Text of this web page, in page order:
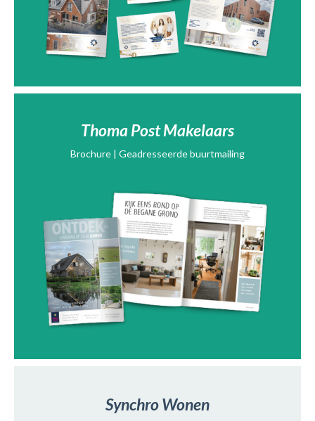
Thoma Post Makelaars
Brochure | Geadresseerde buurtmailing
Synchro Wonen